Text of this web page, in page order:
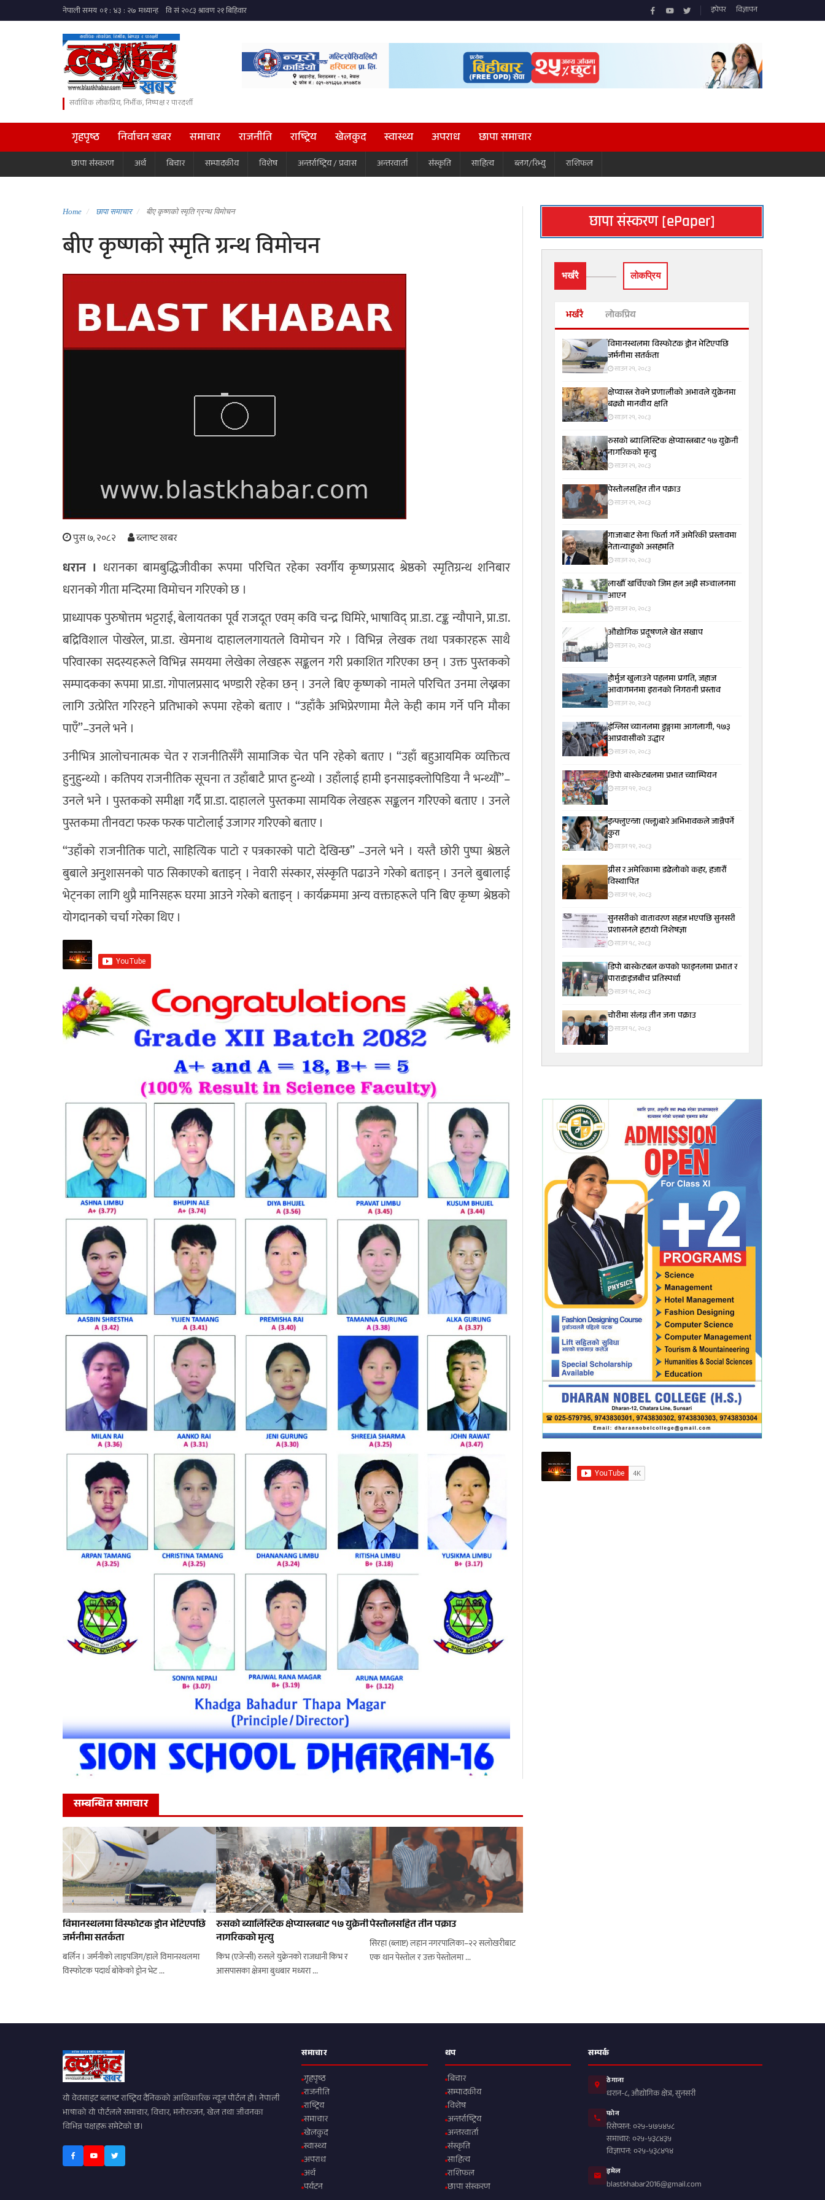
इपेपर विज्ञापन
सर्वाधिक लोकप्रिय, निर्भीक, निष्पक्ष र पारदर्शी
गृहपृष्ठ निर्वाचन खबर समाचार राजनीति राष्ट्रिय खेलकुद स्वास्थ्य अपराध छापा समाचार
छापा संस्करण अर्थ बिचार सम्पादकीय विशेष अन्तर्राष्ट्रिय / प्रवास अन्तरवार्ता संस्कृति साहित्य ब्लग/रिभ्यु राशिफल
Home छापा समाचार बीए कृष्णको स्मृति ग्रन्थ विमोचन
बीए कृष्णको स्मृति ग्रन्थ विमोचन
पुस ७, २०८२ ब्लाष्ट खबर
धरान । धरानका बामबुद्धिजीवीका रूपमा परिचित रहेका स्वर्गीय कृष्णप्रसाद श्रेष्ठको स्मृतिग्रन्थ शनिबार
धरानको गीता मन्दिरमा विमोचन गरिएको छ ।
प्राध्यापक पुरुषोत्तम भट्टराई, बेलायतका पूर्व राजदूत एवम् कवि चन्द्र घिमिरे, भाषाविद् प्रा.डा. टङ्क न्यौपाने, प्रा.डा.
बद्रिविशाल पोखरेल, प्रा.डा. खेमनाथ दाहाललगायतले विमोचन गरे । विभिन्न लेखक तथा पत्रकारहरू साथै
परिवारका सदस्यहरूले विभिन्न समयमा लेखेका लेखहरू सङ्कलन गरी प्रकाशित गरिएका छन् । उक्त पुस्तकको
सम्पादकका रूपमा प्रा.डा. गोपालप्रसाद भण्डारी रहेका छन् । उनले बिए कृष्णको नामले परिचित उनमा लेख्नका
लागि उत्प्रेरित गरिरहने प्रतिभाको रूपमा रहेको बताए । “उहाँकै अभिप्रेरणामा मैले केही काम गर्ने पनि मौका
पाएँ”–उनले भने ।
उनीभित्र आलोचनात्मक चेत र राजनीतिसँगै सामाजिक चेत पनि रहेको बताए । “उहाँ बहुआयमिक व्यक्तित्व
हुनुहुन्थ्यो । कतिपय राजनीतिक सूचना त उहाँबाटै प्राप्त हुन्थ्यो । उहाँलाई हामी इनसाइक्लोपिडिया नै भन्थ्यौँ”–
उनले भने । पुस्तकको समीक्षा गर्दै प्रा.डा. दाहालले पुस्तकमा सामयिक लेखहरू सङ्कलन गरिएको बताए । उनले
पुस्तकमा तीनवटा फरक फरक पाटोलाई उजागर गरिएको बताए ।
“उहाँको राजनीतिक पाटो, साहित्यिक पाटो र पत्रकारको पाटो देखिन्छ” –उनले भने । यस्तै छोरी पुष्पा श्रेष्ठले
बुबाले अनुशासनको पाठ सिकाएको बताइन् । नेवारी संस्कार, संस्कृति पढाउने गरेको बताइन् । उनले बुबालाई
भेट्नका लागि थुप्रै मानिसहरू घरमा आउने गरेको बताइन् । कार्यक्रममा अन्य वक्ताहरूले पनि बिए कृष्ण श्रेष्ठको
योगदानको चर्चा गरेका थिए ।
सम्बन्धित समाचार
विमानस्थलमा विस्फोटक ड्रोन भेटिएपछि
जर्मनीमा सतर्कता
बर्लिन । जर्मनीको लाइपजिग/हाले विमानस्थलमा
विस्फोटक पदार्थ बोकेको ड्रोन भेट ...
रुसको ब्यालिस्टिक क्षेप्यास्त्रबाट १७ युक्रेनी
नागरिकको मृत्यु
किभ (एजेन्सी) रुसले युक्रेनको राजधानी किभ र
आसपासका क्षेत्रमा बुधबार मध्यरा ...
पेस्तोलसहित तीन पक्राउ
सिरहा (ब्लाष्ट) लहान नगरपालिका–२२ सलोखरीबाट
एक थान पेस्तोल र उक्त पेस्तोलमा ...
छापा संस्करण [ePaper]
भर्खरै लाेकप्रिय
भर्खरै लोकप्रिय
विमानस्थलमा विस्फोटक ड्रोन भेटिएपछि
जर्मनीमा सतर्कता
साउन २१, २०८३
क्षेप्यास्त्र रोक्ने प्रणालीको अभावले युक्रेनमा
बढ्यो मानवीय क्षति
साउन २१, २०८३
रुसको ब्यालिस्टिक क्षेप्यास्त्रबाट १७ युक्रेनी
नागरिकको मृत्यु
साउन २१, २०८३
पेस्तोलसहित तीन पक्राउ
साउन २१, २०८३
गाजाबाट सेना फिर्ता गर्ने अमेरिकी प्रस्तावमा
नेतान्याहुको असहमति
साउन २०, २०८३
लाखौँ खर्चिएको जिम हल अझै सञ्चालनमा
आएन
साउन २०, २०८३
औद्योगिक प्रदूषणले खेत सखाप
साउन २०, २०८३
होर्मुज खुलाउने पहलमा प्रगति, जहाज
आवागमनमा इरानको निगरानी प्रस्ताव
साउन २०, २०८३
इंग्लिस च्यानलमा डुङ्गामा आगलागी, १७३
आप्रवासीको उद्धार
साउन २०, २०८३
डिपो बास्केटबलमा प्रभात च्याम्पियन
साउन १९, २०८३
इन्फ्लुएन्जा (फ्लू)बारे अभिभावकले जान्नैपर्ने
कुरा
साउन १९, २०८३
ग्रीस र अमेरिकामा डढेलोको कहर, हजारौं
विस्थापित
साउन १९, २०८३
सुनसरीकाे वातावरण सहज भएपछि सुनसरी
प्रशासनले हटायाे निशेषज्ञा
साउन १८, २०८३
डिपो बास्केटबल कपको फाइनलमा प्रभात र
पाराडाइजबीच प्रतिस्पर्धा
साउन १८, २०८३
चोरीमा संलग्न तीन जना पक्राउ
साउन १८, २०८३
यो वेवसाइट ब्लाष्ट राष्ट्रिय दैनिकको आधिकारिक न्यूज पोर्टल हो। नेपाली
भाषाको यो पोर्टलले समाचार, विचार, मनोरञ्जन, खेल तथा जीवनका
विभिन्न पक्षहरू समेटेको छ।
समाचार
गृहपृष्ठ
राजनीति
राष्ट्रिय
समाचार
खेलकुद
स्वास्थ्य
अपराध
अर्थ
पर्यटन
थप
बिचार
सम्पादकीय
विशेष
अन्तर्राष्ट्रिय
अन्तरवार्ता
संस्कृति
साहित्य
राशिफल
छापा संस्करण
सम्पर्क
ठेगाना
धरान-८, औद्योगिक क्षेत्र, सुनसरी
फोन
रिसेप्सन: ०२५-५७५४५८
समाचार: ०२५-५३८४३५
विज्ञापन: ०२५-५३८४१४
इमेल
blastkhabar2016@gmail.com